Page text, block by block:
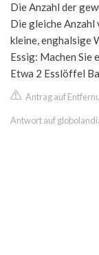
Die Anzahl der
Die gleiche
kleine, enghalsige
Essig: Machen Sie
Etwa 2 Esslöffel
Antrag auf
Antwort auf